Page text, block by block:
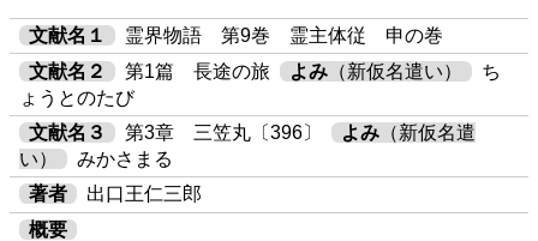
文献名１
霊界物語 第9巻 霊主体従 申の巻
文献名２
第1篇 長途の旅 よみ （新仮名遣い）
ち
ょうとのたび
文献名３
第3章 三笠丸〔396〕 よみ （新仮名遣
い）
みかさまる
著者
出口王仁三郎
概要